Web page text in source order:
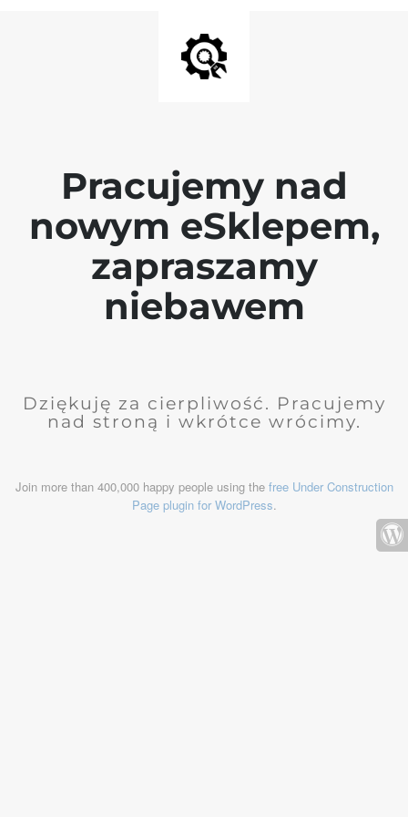
Pracujemy nad
nowym eSklepem,
zapraszamy
niebawem
Dziękuję za cierpliwość. Pracujemy
nad stroną i wkrótce wrócimy.
Join more than 400,000 happy people using the free Under Construction
Page plugin for WordPress.